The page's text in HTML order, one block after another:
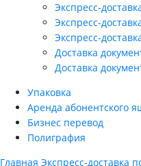
Экспресс-
Экспресс-
Экспресс-
Доставка
Доставка
Упаковка
Аренда абонентского
Бизнес перевод
Полиграфия
Главная Экспресс-доставка